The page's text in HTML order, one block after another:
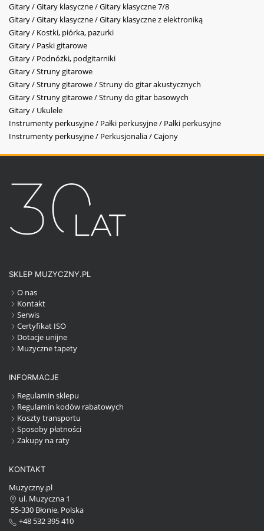
Gitary / Gitary klasyczne / Gitary klasyczne 7/8
Gitary / Gitary klasyczne / Gitary klasyczne z elektroniką
Gitary / Kostki, piórka, pazurki
Gitary / Paski gitarowe
Gitary / Podnóżki, podgitarniki
Gitary / Struny gitarowe
Gitary / Struny gitarowe / Struny do gitar akustycznych
Gitary / Struny gitarowe / Struny do gitar basowych
Gitary / Ukulele
Instrumenty perkusyjne / Pałki perkusyjne / Pałki perkusyjne
Instrumenty perkusyjne / Perkusjonalia / Cajony
SKLEP MUZYCZNY.PL
O nas
Kontakt
Serwis
Certyfikat ISO
Dotacje unijne
Muzyczne tapety
INFORMACJE
Regulamin sklepu
Regulamin kodów rabatowych
Koszty transportu
Sposoby płatności
Zakupy na raty
KONTAKT
Muzyczny.pl
ul. Muzyczna 1
55-330 Błonie, Polska
+48 532 395 410